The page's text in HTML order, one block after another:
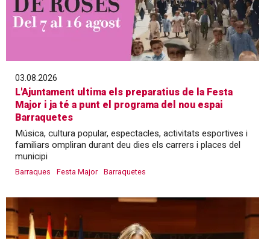
03.08.2026
L'Ajuntament ultima els preparatius de la Festa
Major i ja té a punt el programa del nou espai
Barraquetes
Música, cultura popular, espectacles, activitats esportives i
familiars ompliran durant deu dies els carrers i places del
municipi
Barraques Festa Major Barraquetes